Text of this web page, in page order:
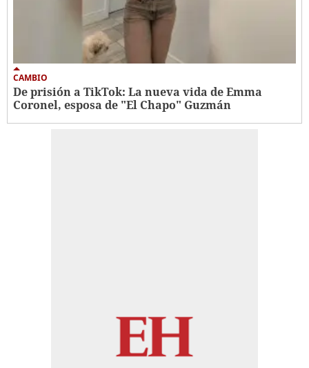
CAMBIO
De prisión a TikTok: La nueva vida de Emma
Coronel, esposa de "El Chapo" Guzmán